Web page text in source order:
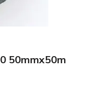
50mmx50m